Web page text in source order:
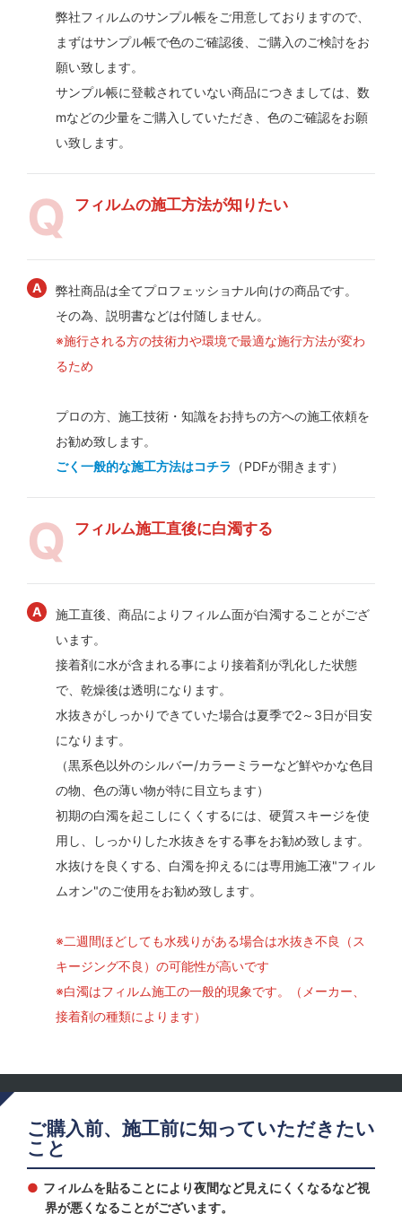
弊社フィルムのサンプル帳をご用意しておりますので、
まずはサンプル帳で色のご確認後、ご購入のご検討をお
願い致します。
サンプル帳に登載されていない商品につきましては、数
mなどの少量をご購入していただき、色のご確認をお願
い致します。
フィルムの施工方法が知りたい
弊社商品は全てプロフェッショナル向けの商品です。
その為、説明書などは付随しません。
※施行される方の技術力や環境で最適な施行方法が変わ
るため
プロの方、施工技術・知識をお持ちの方への施工依頼を
お勧め致します。
ごく一般的な施工方法はコチラ （PDFが開きます）
フィルム施工直後に白濁する
施工直後、商品によりフィルム面が白濁することがござ
います。
接着剤に水が含まれる事により接着剤が乳化した状態
で、乾燥後は透明になります。
水抜きがしっかりできていた場合は夏季で2～3日が目安
になります。
（黒系色以外のシルバー/カラーミラーなど鮮やかな色目
の物、色の薄い物が特に目立ちます）
初期の白濁を起こしにくくするには、硬質スキージを使
用し、しっかりした水抜きをする事をお勧め致します。
水抜けを良くする、白濁を抑えるには専用施工液"フィル
ムオン"のご使用をお勧め致します。
※二週間ほどしても水残りがある場合は水抜き不良（ス
キージング不良）の可能性が高いです
※白濁はフィルム施工の一般的現象です。（メーカー、
接着剤の種類によります）
ご購入前、施工前に知っていただきたい
こと
フィルムを貼ることにより夜間など見えにくくなるなど視
界が悪くなることがございます。